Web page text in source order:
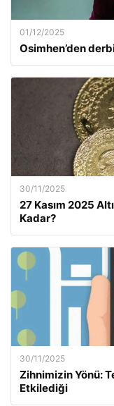
01/12/2025
Osimhen’den
30/11/2025
27 Kasım 2025
Kadar?
30/11/2025
Zihnimizin Yönü:
Etkilediği